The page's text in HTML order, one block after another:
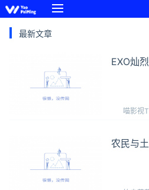
最新文章
EXO灿
喵影视
农民与